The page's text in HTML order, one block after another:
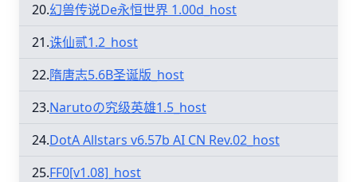
20.幻兽传说De永恒世界 1.00d_host
21.诛仙贰1.2_host
22.隋唐志5.6B圣诞版_host
23.Narutoの究级英雄1.5_host
24.DotA Allstars v6.57b AI CN Rev.02_host
25.FF0[v1.08]_host